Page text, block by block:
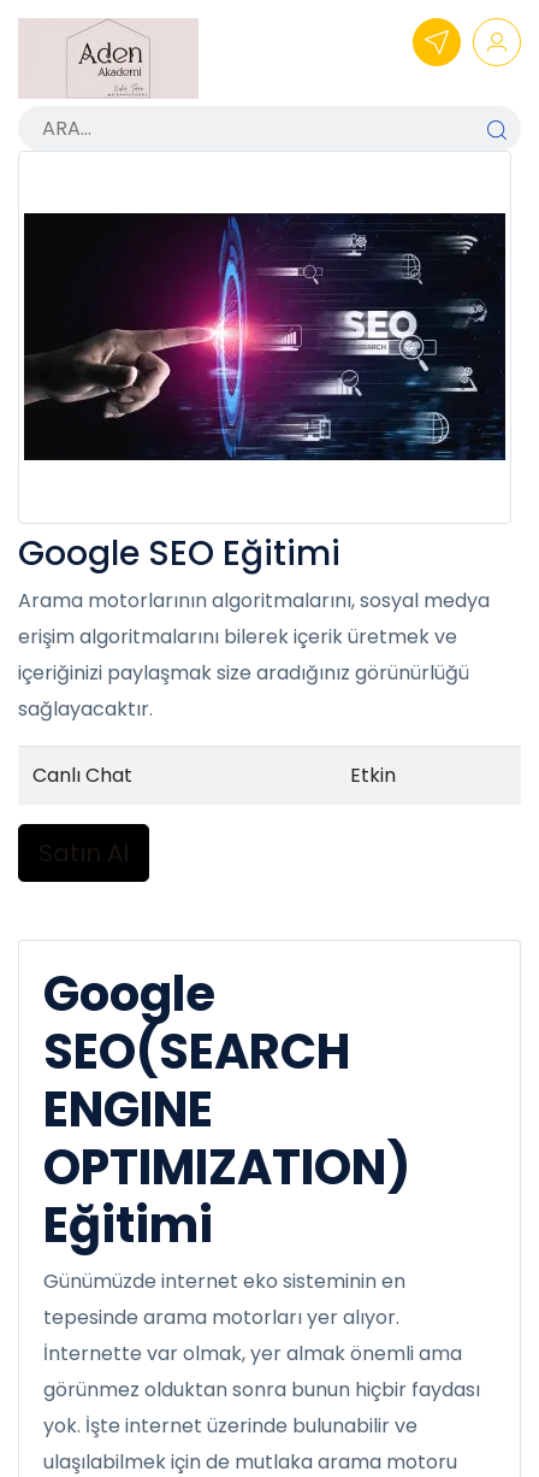
Google SEO Eğitimi
Arama motorlarının algoritmalarını, sosyal medya
erişim algoritmalarını bilerek içerik üretmek ve
içeriğinizi paylaşmak size aradığınız görünürlüğü
sağlayacaktır.
Canlı Chat Etkin
Satın Al
Google
SEO(SEARCH
ENGINE
OPTIMIZATION)
Eğitimi
Günümüzde internet eko sisteminin en
tepesinde arama motorları yer alıyor.
İnternette var olmak, yer almak önemli ama
görünmez olduktan sonra bunun hiçbir faydası
yok. İşte internet üzerinde bulunabilir ve
ulaşılabilmek için de mutlaka arama motoru